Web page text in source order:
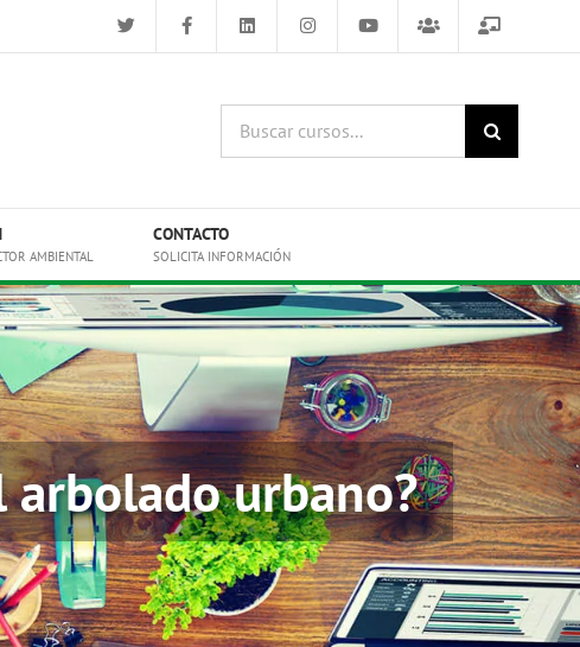
cursos:
AMBIENTAL
CONTACTO
SOLICITA INFORMACIÓN
urbano?